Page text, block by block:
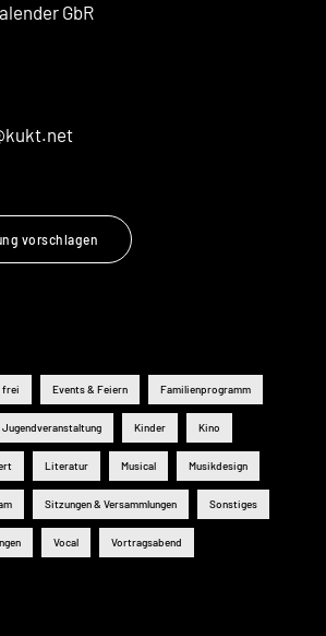
GbR
vorschlagen
Events & Feiern Familienprogramm
Jugendveranstaltung Kinder Kino
Literatur Musical Musikdesign
Sitzungen & Versammlungen Sonstiges
Vocal Vortragsabend